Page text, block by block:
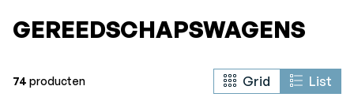
GEREEDSCHAPSWAGENS
74 producten Grid List